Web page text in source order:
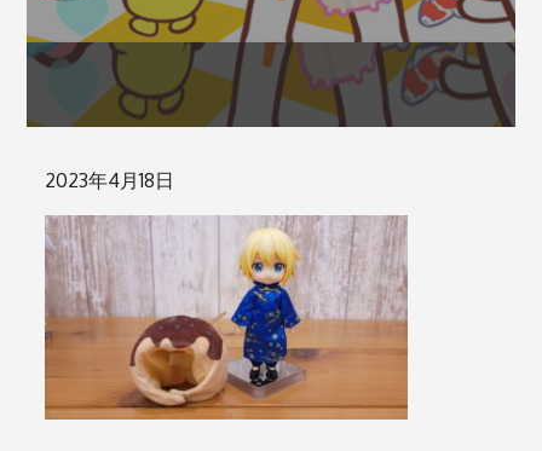
Posted
on
2023年4月18日